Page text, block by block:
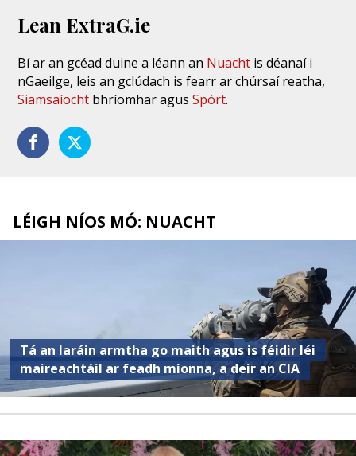
Lean ExtraG.ie
Bí ar an gcéad duine a léann an Nuacht is déanaí i
nGaeilge, leis an gclúdach is fearr ar chúrsaí reatha,
Siamsaíocht bhríomhar agusSpórt.
LÉIGH NÍOS MÓ: NUACHT
Tá an Iaráin armtha go maith agus is féidir léi
maireachtáil ar feadh míonna, a deir an CIA